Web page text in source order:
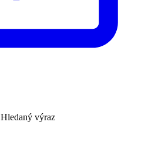
Hledaný výraz